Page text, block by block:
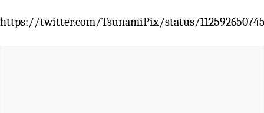
https://twitter.com/TsunamiPix/status/